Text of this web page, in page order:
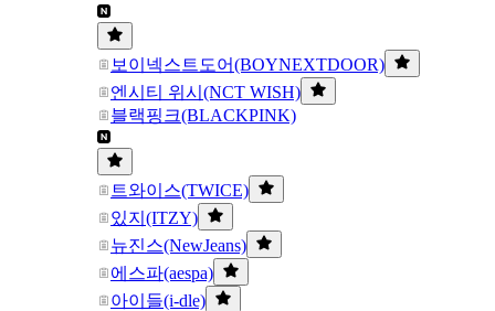
보이넥스트도어(BOYNEXTDOOR)
엔시티 위시(NCT WISH)
블랙핑크(BLACKPINK)
트와이스(TWICE)
있지(ITZY)
뉴진스(NewJeans)
에스파(aespa)
아이들(i-dle)